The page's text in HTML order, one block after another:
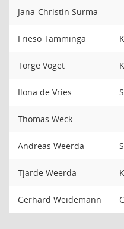
Jana-Christin Surma
Frieso Tamminga
Torge Voget
Ilona de Vries
Thomas Weck
Andreas Weerda
Tjarde Weerda
Gerhard Weidemann